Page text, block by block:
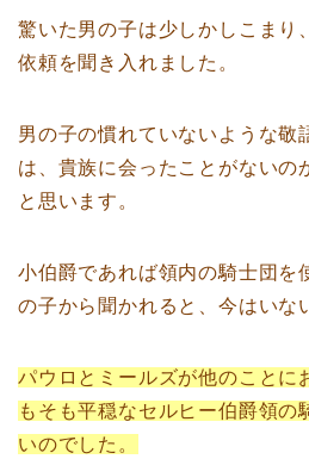
驚いた男の子は少しかしこまり
依頼を聞き入れました。
男の子の慣れていないような敬
は、貴族に会ったことがないの
と思います。
小伯爵であれば領内の騎士団を
の子から聞かれると、今はいな
パウロとミールズが他のことに
もそも平穏なセルヒー伯爵領の
いのでした。